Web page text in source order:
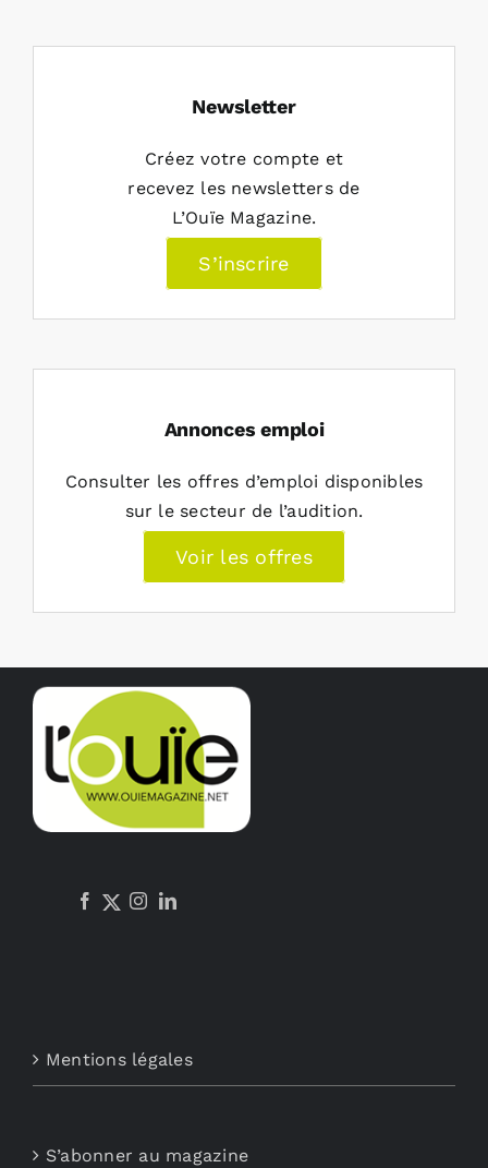
Newsletter
Créez votre compte et
recevez les newsletters de
L’Ouïe Magazine.
S’inscrire
Annonces emploi
Consulter les offres d’emploi disponibles
sur le secteur de l’audition.
Voir les offres
Mentions légales
S’abonner au magazine